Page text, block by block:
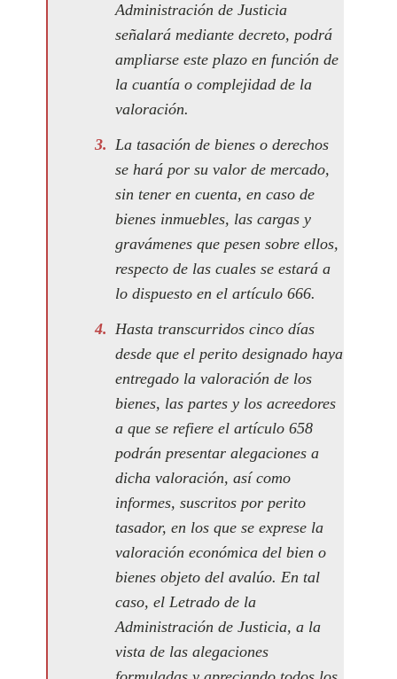
Administración de Justicia
señalará mediante decreto, podrá
ampliarse este plazo en función de
la cuantía o complejidad de la
valoración.
La tasación de bienes o derechos
se hará por su valor de mercado,
sin tener en cuenta, en caso de
bienes inmuebles, las cargas y
gravámenes que pesen sobre ellos,
respecto de las cuales se estará a
lo dispuesto en el artículo 666.
Hasta transcurridos cinco días
desde que el perito designado haya
entregado la valoración de los
bienes, las partes y los acreedores
a que se refiere el artículo 658
podrán presentar alegaciones a
dicha valoración, así como
informes, suscritos por perito
tasador, en los que se exprese la
valoración económica del bien o
bienes objeto del avalúo. En tal
caso, el Letrado de la
Administración de Justicia, a la
vista de las alegaciones